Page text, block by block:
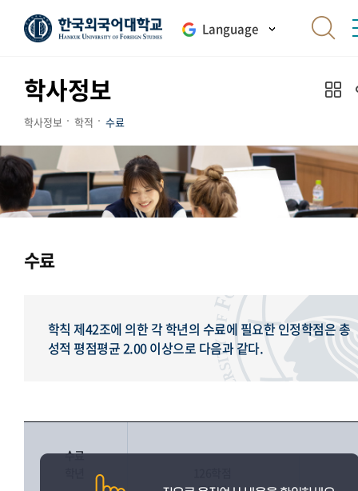
Language
학사정보
학사정보 학적 수료
수료
학칙 제42조에 의한 각 학년의 수료에 필요한 인정학점은 총
성적 평점평균 2.00 이상으로 다음과 같다.
수료